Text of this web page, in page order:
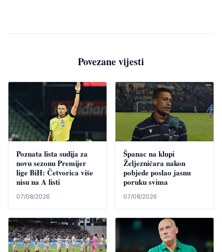
Povezane vijesti
Poznata lista sudija za
novu sezonu Premijer
lige BiH: Četvorica više
nisu na A listi
07/08/2026
Španac na klupi
Željezničara nakon
pobjede poslao jasnu
poruku svima
07/08/2026